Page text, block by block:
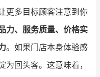
更多目标顾客注意到你
力、服务质量、价格实
。如果门店本身体验感
回头客。这意味着，